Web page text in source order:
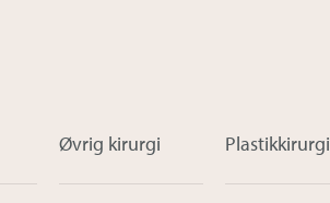
Øvrig kirurgi Plastikkirurgi